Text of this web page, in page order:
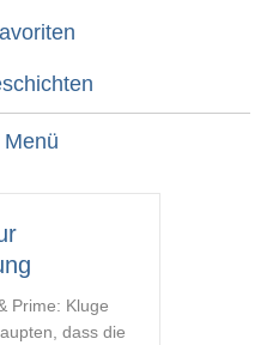
Menü
Prime: Kluge
dass die